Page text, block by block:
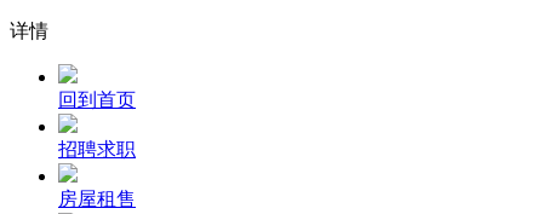
详情
回到首页
招聘求职
房屋租售